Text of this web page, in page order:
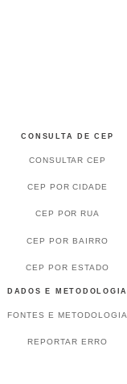
CONSULTA DE CEP
CONSULTAR CEP
CEP POR CIDADE
CEP POR RUA
CEP POR BAIRRO
CEP POR ESTADO
DADOS E METODOLOGIA
FONTES E METODOLOGIA
REPORTAR ERRO